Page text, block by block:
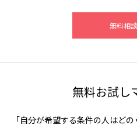
無料相
無料お試し
「自分が希望する条件の人はど